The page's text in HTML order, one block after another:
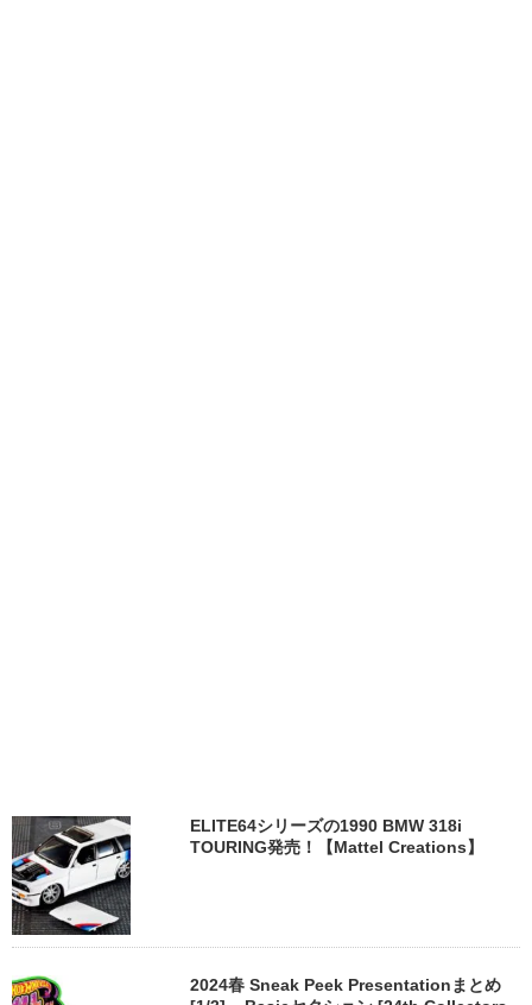
ELITE64シリーズの1990 BMW 318i
TOURING発売！【Mattel Creations】
2024春 Sneak Peek Presentationまとめ